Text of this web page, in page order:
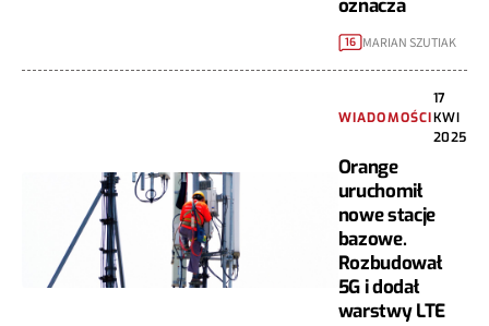
oznacza
16 MARIAN SZUTIAK
WIADOMOŚCI
17
KWI
2025
Orange
uruchomił
nowe stacje
bazowe.
Rozbudował
5G i dodał
warstwy LTE